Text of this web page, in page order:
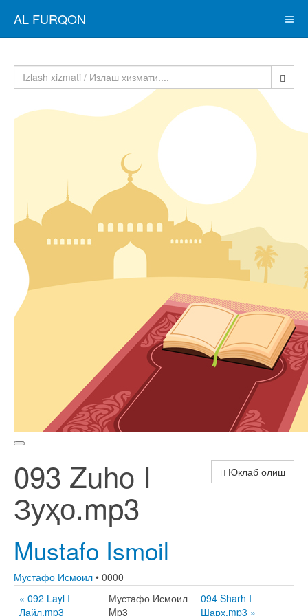
AL FURQON
Юклаб олиш
093 Zuho I
Зуҳо.mp3
Mustafo Ismoil
Мустафо Исмоил • 0000
« 092 Layl I
Лайл.mp3
Мустафо Исмоил
Mp3
094 Sharh I
Шарҳ.mp3 »